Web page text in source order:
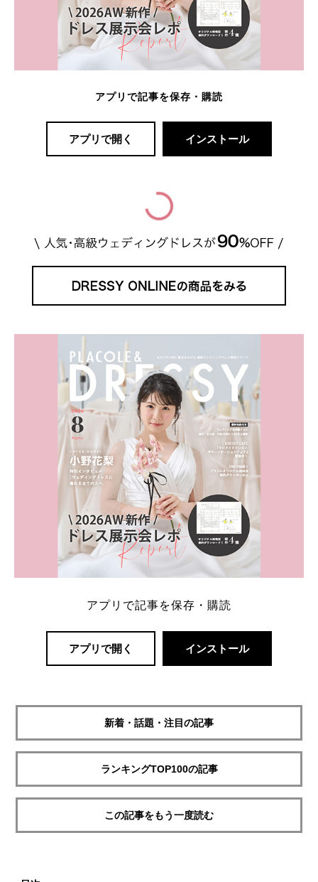
アプリで記事を保存・購読
アプリで開く インストール
アプリで記事を保存・購読
アプリで開く インストール
新着・話題・注目の記事
ランキングTOP100の記事
この記事をもう一度読む